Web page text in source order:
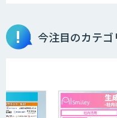
今注目のカテゴ